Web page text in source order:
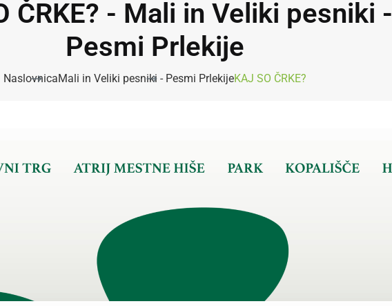
ČRKE? - Mali in Veliki pesniki -
Pesmi Prlekije
NaslovnicaMali in Veliki pesniki - Pesmi PrlekijeKAJ SO ČRKE?